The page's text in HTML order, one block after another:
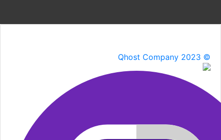
Qhost Company 2023 ©